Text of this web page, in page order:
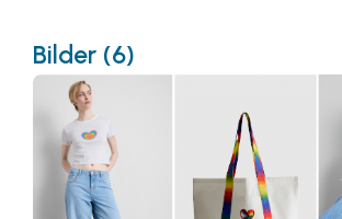
Bilder (6)